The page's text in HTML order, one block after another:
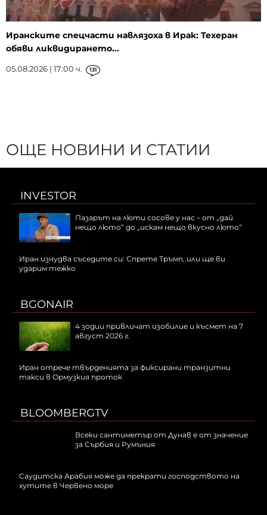
Иранските спецчасти навлязоха в Ирак: Техеран
обяви ликвидирането...
05.08.2026 | 17:00 ч. 131
ОЩЕ НОВИНИ И СТАТИИ
INVESTOR
Пазарът на люти сосове у нас – от „дай
нещо люто“ до „искам нещо вкусно люто“
Иран изнудва съседите си: Спрете Тръмп, или ще ви
ударим тежко
BGONAIR
4 зодии привличат изобилие и късмет на 7
август 2026 г.
Иран отрече твърденията за фиксирани транзитни
такси в Ормузкия проток
BLOOMBERGTV
Всеки сантиметър от Дунав е от значение
за Сърбия и Румъния
Саудитска Арабия може да прекрати господството на
хутите в Червено море